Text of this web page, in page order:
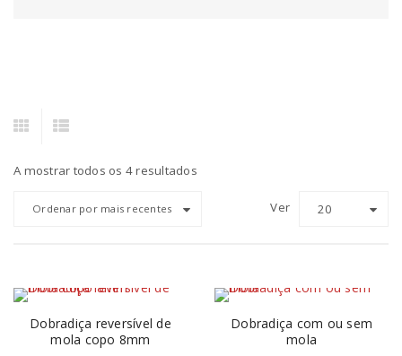
A mostrar todos os 4 resultados
Ordenar por mais recentes Ver 20
Dobradiça reversível de
mola copo 8mm
Dobradiça com ou sem
mola